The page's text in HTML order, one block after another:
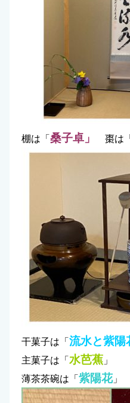
棚は「 桑子卓」 棗は「
干菓子は「 流水と紫陽
主菓子は「 水芭蕉」
薄茶茶碗は「 紫陽花」